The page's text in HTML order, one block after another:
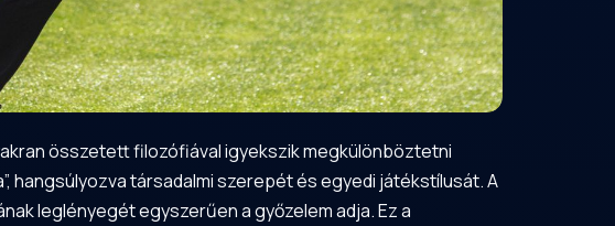
összetett filozófiával igyekszik megkülönböztetni
hangsúlyozva társadalmi szerepét és egyedi játékstílusát. A
leglényegét egyszerűen a győzelem adja. Ez a